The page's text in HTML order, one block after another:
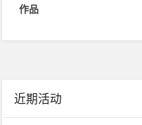
近期活动
作品